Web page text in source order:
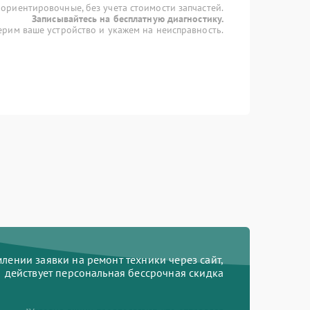
без учета стоимости запчастей.
Записывайтесь на бесплатную диагностику.
ваше устройство и укажем на неисправность.
заявки на ремонт техники через сайт,
действует персональная бессрочная скидка